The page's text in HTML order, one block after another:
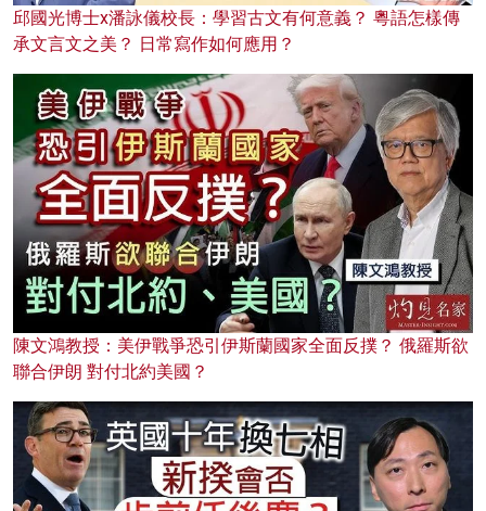
邱國光博士x潘詠儀校長：學習古文有何意義？ 粵語怎樣傳
承文言文之美？ 日常寫作如何應用？
陳文鴻教授：美伊戰爭恐引伊斯蘭國家全面反撲？ 俄羅斯欲
聯合伊朗 對付北約美國？